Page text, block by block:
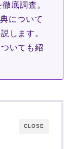
底調査。
について
します。
いても紹
CLOSE